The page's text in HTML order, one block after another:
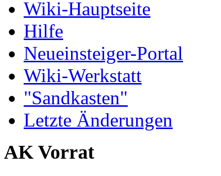
Wiki-Hauptseite
Hilfe
Neueinsteiger-Portal
Wiki-Werkstatt
"Sandkasten"
Letzte Änderungen
AK Vorrat